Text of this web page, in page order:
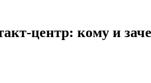
центр: кому и